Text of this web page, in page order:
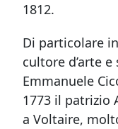
1812.
Di particolare
cultore d’arte
Emmanuele
1773 il patrizio
a Voltaire,